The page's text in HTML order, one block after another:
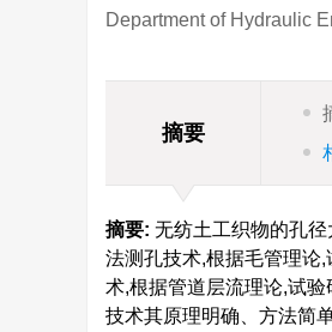
Department of Hydraulic
摘要
摘要: 无纺土工织物的孔
法测孔技术,根据毛管理论
术,根据管道层流理论,试
技术其原理明确、方法简